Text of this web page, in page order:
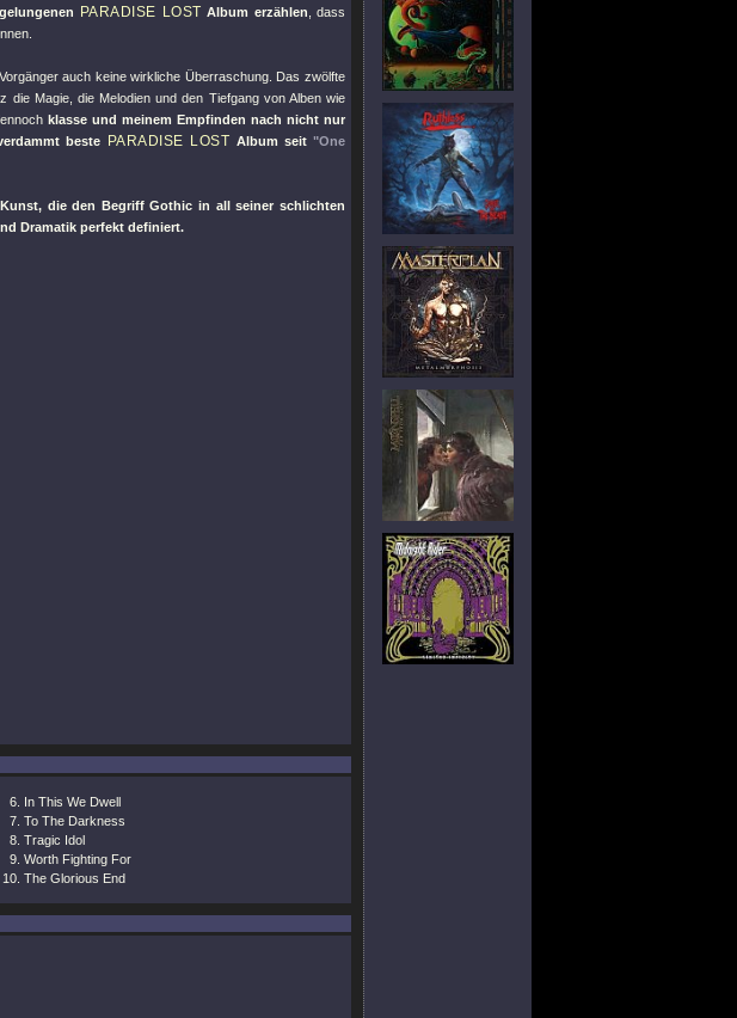
PARADISE LOST Album erzählen , dass
auch keine wirkliche Überraschung. Das zwölfte
Magie, die Melodien und den Tiefgang von Alben wie
klasse und meinem Empfinden nach nicht nur
beste PARADISE LOST Album seit "One
Kunst, die den Begriff Gothic in all seiner schlichten
Dramatik perfekt definiert.
In This We Dwell
To The Darkness
Tragic Idol
Worth Fighting For
The Glorious End